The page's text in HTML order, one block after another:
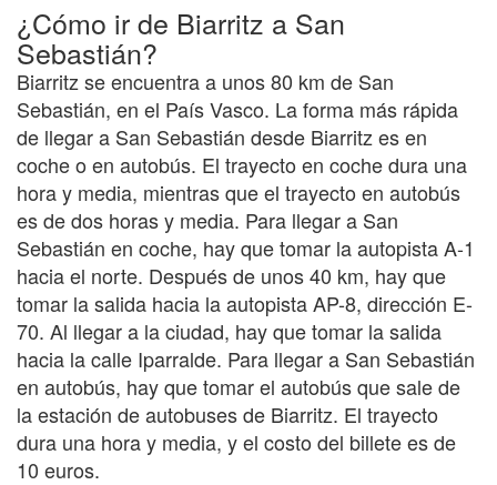
¿Cómo ir de Biarritz a San
Sebastián?
Biarritz se encuentra a unos 80 km de San
Sebastián, en el País Vasco. La forma más rápida
de llegar a San Sebastián desde Biarritz es en
coche o en autobús. El trayecto en coche dura una
hora y media, mientras que el trayecto en autobús
es de dos horas y media. Para llegar a San
Sebastián en coche, hay que tomar la autopista A-1
hacia el norte. Después de unos 40 km, hay que
tomar la salida hacia la autopista AP-8, dirección E-
70. Al llegar a la ciudad, hay que tomar la salida
hacia la calle Iparralde. Para llegar a San Sebastián
en autobús, hay que tomar el autobús que sale de
la estación de autobuses de Biarritz. El trayecto
dura una hora y media, y el costo del billete es de
10 euros.